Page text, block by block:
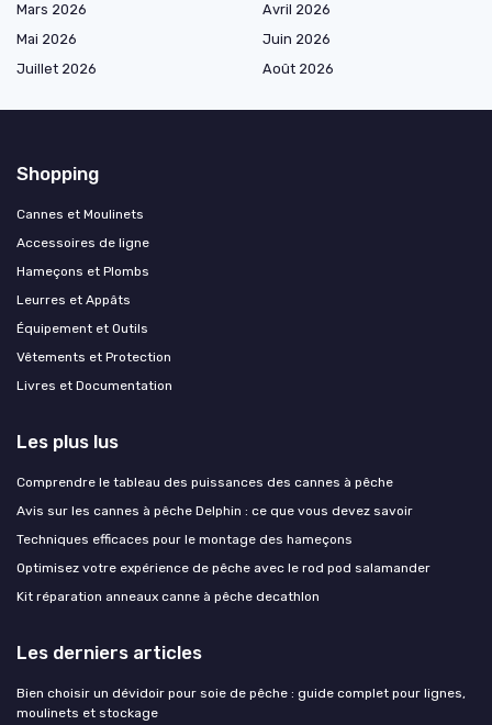
Mars 2026
Avril 2026
Mai 2026
Juin 2026
Juillet 2026
Août 2026
Shopping
Cannes et Moulinets
Accessoires de ligne
Hameçons et Plombs
Leurres et Appâts
Équipement et Outils
Vêtements et Protection
Livres et Documentation
Les plus lus
Comprendre le tableau des puissances des cannes à pêche
Avis sur les cannes à pêche Delphin : ce que vous devez savoir
Techniques efficaces pour le montage des hameçons
Optimisez votre expérience de pêche avec le rod pod salamander
Kit réparation anneaux canne à pêche decathlon
Les derniers articles
Bien choisir un dévidoir pour soie de pêche : guide complet pour lignes,
moulinets et stockage